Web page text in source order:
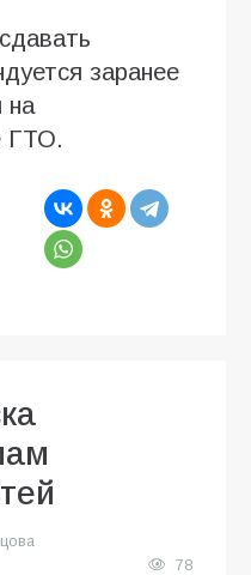
заранее
на
ГТО.
78